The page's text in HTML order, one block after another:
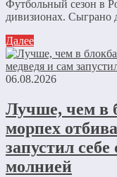
Футбольный сезон в
дивизионах. Сыграно
Далее
06.08.2026
Лучше, чем в
морпех
запустил себе
молнией